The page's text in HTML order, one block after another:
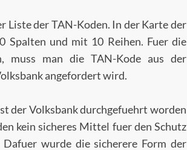
Liste der TAN-Koden. In der Karte der
Spalten und mit 10 Reihen. Fuer die
muss man die TAN-Kode aus der
angefordert wird.
der Volksbank durchgefuehrt worden
kein sicheres Mittel fuer den Schutz
wurde die sicherere Form der